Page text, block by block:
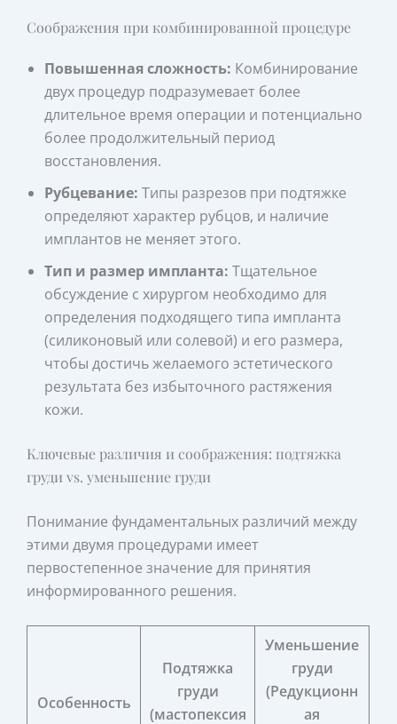
Соображения при комбинированной процедуре
Повышенная сложность: Комбинирование
двух процедур подразумевает более
длительное время операции и потенциально
более продолжительный период
восстановления.
Рубцевание: Типы разрезов при подтяжке
определяют характер рубцов, и наличие
имплантов не меняет этого.
Тип и размер импланта: Тщательное
обсуждение с хирургом необходимо для
определения подходящего типа импланта
(силиконовый или солевой) и его размера,
чтобы достичь желаемого эстетического
результата без избыточного растяжения
кожи.
Ключевые различия и соображения: подтяжка
груди vs. уменьшение груди
Понимание фундаментальных различий между
этими двумя процедурами имеет
первостепенное значение для принятия
информированного решения.
Особенность
Подтяжка
груди
(мастопексия
Уменьшение
груди
(Редукционн
ая